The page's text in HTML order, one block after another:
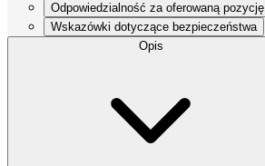
Odpowiedzialność za oferowaną pozycję
Wskazówki dotyczące bezpieczeństwa
Opis